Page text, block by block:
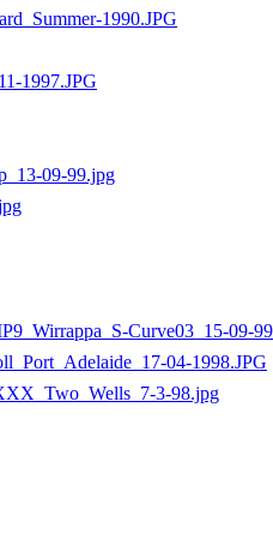
1990.JPG
1997.JPG
09-99.jpg
Curve03_15-09-
04-1998.JPG
3-98.jpg